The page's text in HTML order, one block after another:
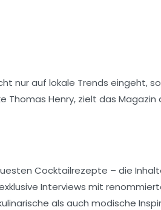
nur auf lokale Trends eingeht,
Thomas Henry, zielt das Magazin
Cocktailrezepte – die
Interviews mit
als auch modische